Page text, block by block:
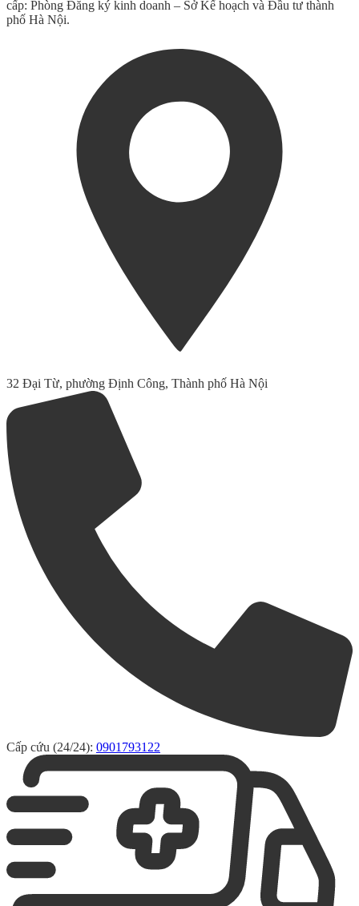
cấp: Phòng Đăng ký kinh doanh – Sở Kế hoạch và Đầu tư thành
phố Hà Nội.
32 Đại Từ, phường Định Công, Thành phố Hà Nội
Cấp cứu (24/24): 0901793122